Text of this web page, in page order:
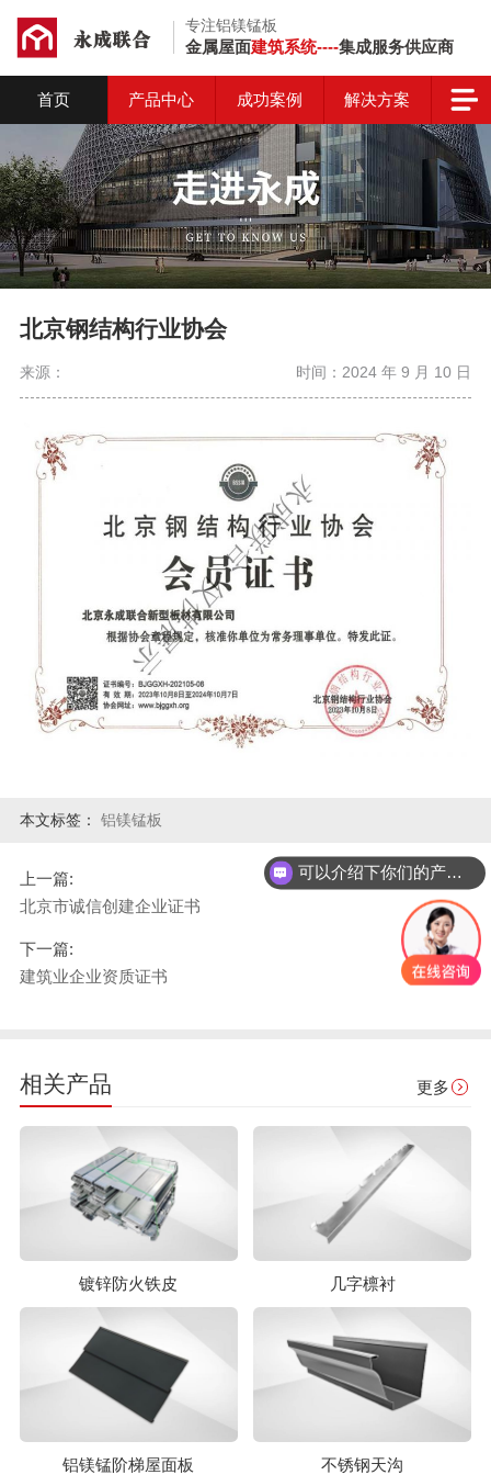
专注铝镁锰板
金属屋面建筑系统----集成服务供应商
首页 产品中心 成功案例 解决方案
北京钢结构行业协会
来源： 时间：2024 年 9 月 10 日
本文标签： 铝镁锰板
上一篇:
北京市诚信创建企业证书
下一篇:
建筑业企业资质证书
相关产品 更多
镀锌防火铁皮 几字檩衬
铝镁锰阶梯屋面板 不锈钢天沟
可以介绍下你们的产品么？